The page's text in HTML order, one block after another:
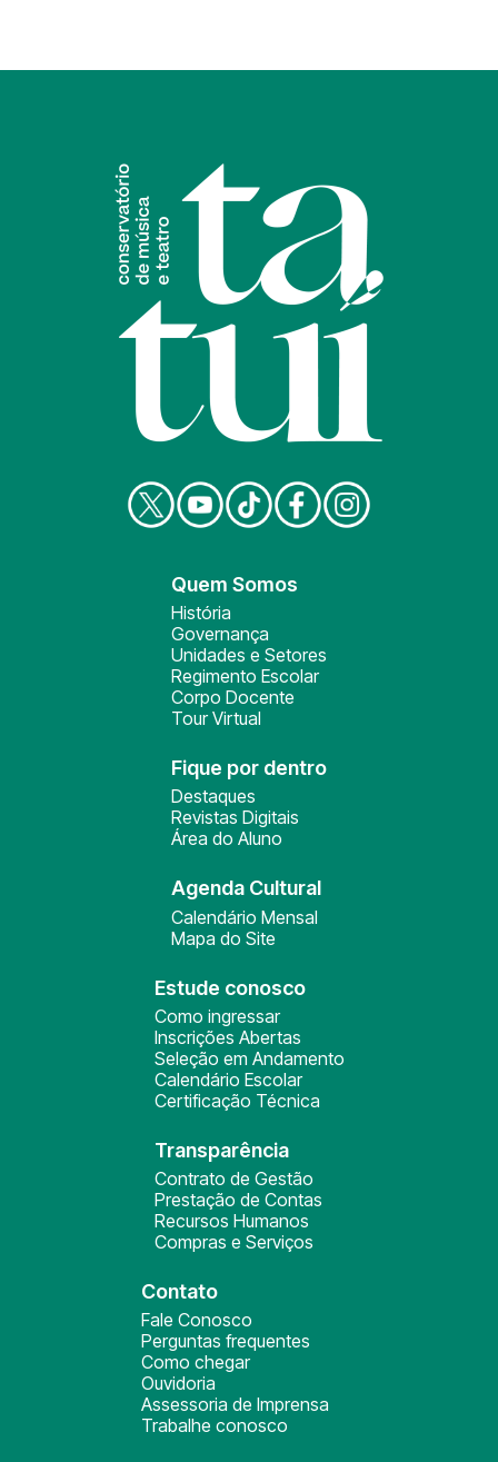
Quem Somos
História
Governança
Unidades e Setores
Regimento Escolar
Corpo Docente
Tour Virtual
Fique por dentro
Destaques
Revistas Digitais
Área do Aluno
Agenda Cultural
Calendário Mensal
Mapa do Site
Estude conosco
Como ingressar
Inscrições Abertas
Seleção em Andamento
Calendário Escolar
Certificação Técnica
Transparência
Contrato de Gestão
Prestação de Contas
Recursos Humanos
Compras e Serviços
Contato
Fale Conosco
Perguntas frequentes
Como chegar
Ouvidoria
Assessoria de Imprensa
Trabalhe conosco